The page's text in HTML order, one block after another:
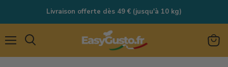
Livraison offerte dès 49 € (jusqu'à 10 kg)